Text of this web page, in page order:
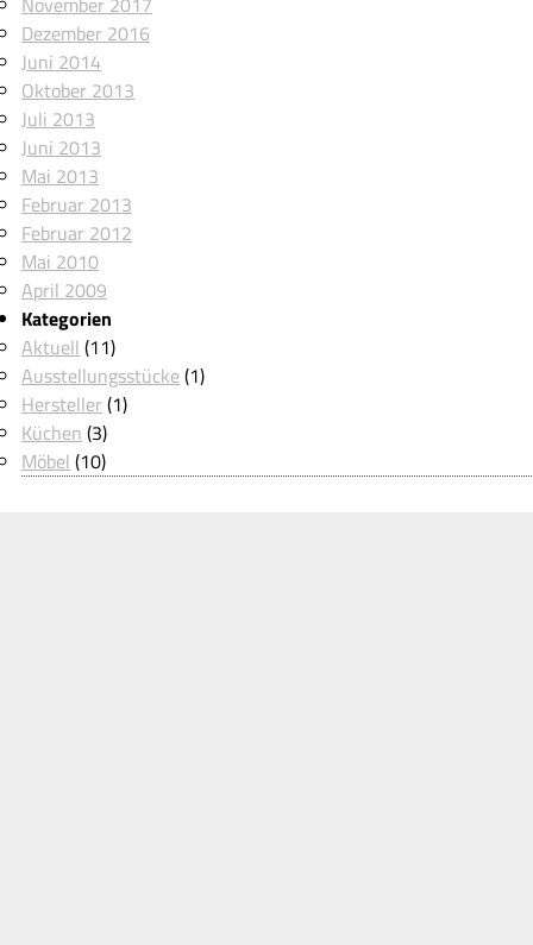
Dezember 2016
Juni 2014
Oktober 2013
Juli 2013
Juni 2013
Mai 2013
Februar 2013
Februar 2012
Mai 2010
April 2009
Kategorien
Aktuell (11)
Ausstellungsstücke(1)
Hersteller (1)
Küchen (3)
Möbel (10)